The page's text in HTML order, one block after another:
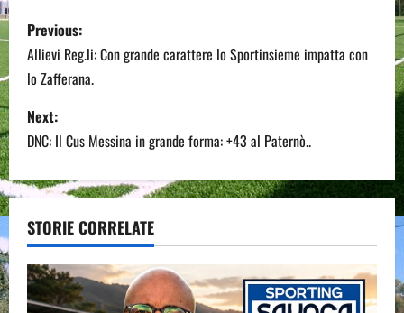
P
o
s
t
n
a
v
i
Previous:
Allievi Reg.li: Con grande carattere lo Sportinsieme impatta con
lo Zafferana.
Next:
DNC: Il Cus Messina in grande forma: +43 al Paternò..
STORIE CORRELATE